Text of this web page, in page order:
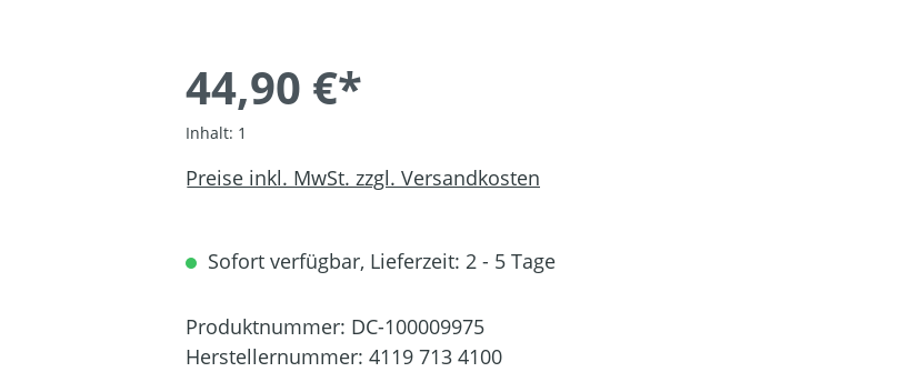
44,90 €*
Inhalt: 1
Preise inkl. MwSt. zzgl. Versandkosten
Sofort verfügbar, Lieferzeit: 2 - 5 Tage
Produktnummer: DC-100009975
Herstellernummer: 4119 713 4100